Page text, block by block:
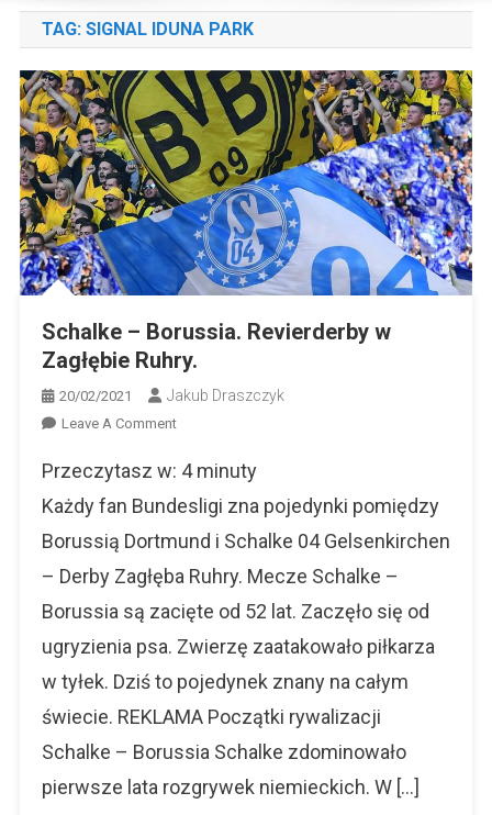
TAG: SIGNAL IDUNA PARK
Schalke – Borussia. Revierderby w
Zagłębie Ruhry.
20/02/2021 Jakub Draszczyk
Leave A CommentOn
–
Borussia.
W
Zagłębie
Przeczytasz w: 4 minuty
Każdy fan Bundesligi zna pojedynki pomiędzy
Borussią Dortmund i Schalke 04 Gelsenkirchen
– Derby Zagłęba Ruhry. Mecze Schalke –
Borussia są zacięte od 52 lat. Zaczęło się od
ugryzienia psa. Zwierzę zaatakowało piłkarza
w tyłek. Dziś to pojedynek znany na całym
świecie. REKLAMA Początki rywalizacji
Schalke – Borussia Schalke zdominowało
pierwsze lata rozgrywek niemieckich. W […]